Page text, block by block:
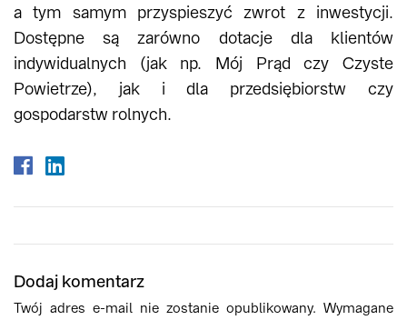
a tym samym przyspieszyć zwrot z inwestycji.
Dostępne są zarówno dotacje dla klientów
indywidualnych (jak np. Mój Prąd czy Czyste
Powietrze), jak i dla przedsiębiorstw czy
gospodarstw rolnych.
Dodaj komentarz
Twój adres e-mail nie zostanie opublikowany. Wymagane